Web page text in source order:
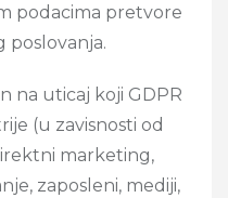
podacima pretvore
poslovanja.
na uticaj koji GDPR
(u zavisnosti od
marketing,
zaposleni, mediji,